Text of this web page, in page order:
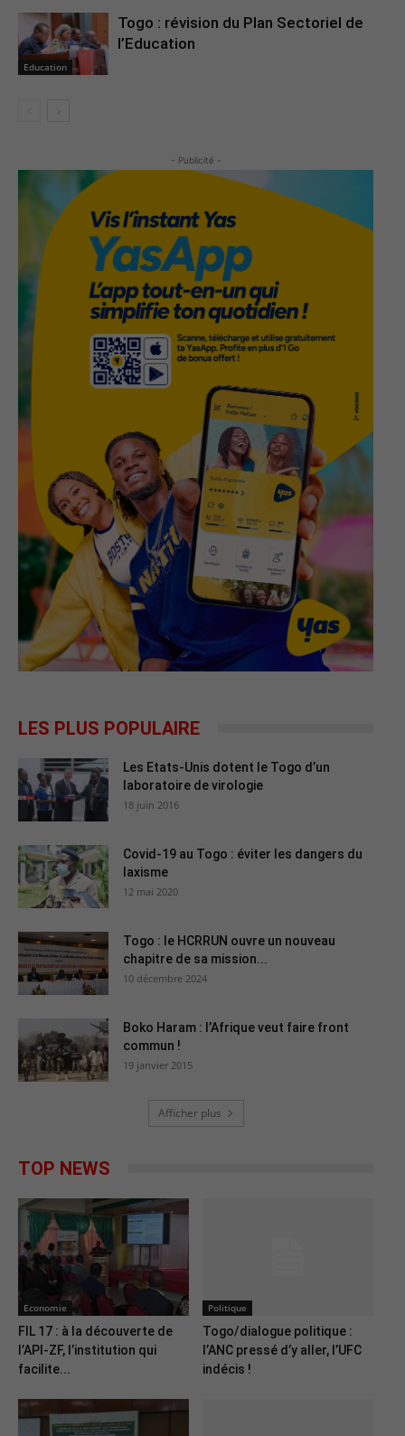
Education
Togo : révision du Plan Sectoriel de
l’Education
- Publicité -
LES PLUS POPULAIRE
Les Etats-Unis dotent le Togo d’un
laboratoire de virologie
18 juin 2016
Covid-19 au Togo : éviter les dangers du
laxisme
12 mai 2020
Togo : le HCRRUN ouvre un nouveau
chapitre de sa mission...
10 décembre 2024
Boko Haram : l’Afrique veut faire front
commun !
19 janvier 2015
Afficher plus
TOP NEWS
Economie
FIL 17 : à la découverte de
l’API-ZF, l’institution qui
facilite...
Politique
Togo/dialogue politique :
l’ANC pressé d’y aller, l’UFC
indécis !